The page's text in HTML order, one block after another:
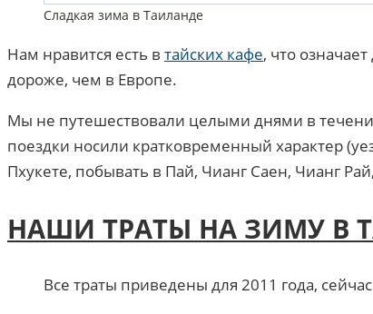
Сладкая зима в Таиланде
Нам нравится есть в тайских кафе, что
дороже, чем в Европе.
Мы не путешествовали целыми днями в
поездки носили кратковременный характер
Пхукете, побывать в Пай, Чианг Саен, Чианг
НАШИ ТРАТЫ НА ЗИМУ В
Все траты приведены для 2011 года,